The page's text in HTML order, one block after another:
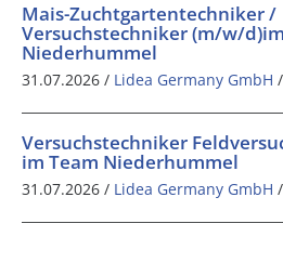
Mais-Zuchtgartentechniker /
Versuchstechniker (m/w/
Niederhummel
31.07.2026 / Lidea Germany GmbH
Versuchstechniker
im Team Niederhummel
31.07.2026 / Lidea Germany GmbH